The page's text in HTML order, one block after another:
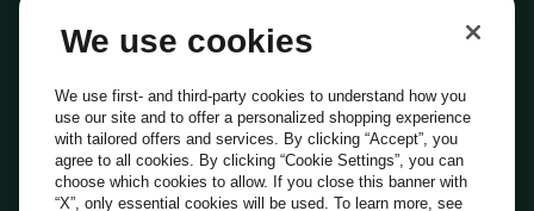
Everli Shoppers
About Us
Everli News
Domande frequenti
Lavora con noi
Diventa Shopper
Investitori
PrivacyCookiePreferenze Cookie
Termini e CondizioniCodice Etico
We use cookies
We use first- and third-party cookies to understand how you
use our site and to offer a personalized shopping experience
with tailored offers and services. By clicking “Accept”, you
agree to all cookies. By clicking “Cookie Settings”, you can
choose which cookies to allow. If you close this banner with
“X”, only essential cookies will be used. To learn more, see